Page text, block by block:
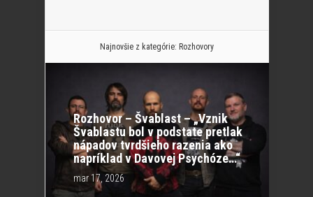
Najnovšie z kategórie: Rozhovory
Rozhovor – Švablast – „Vznik
Švablastu bol v podstate pretlak
nápadov tvrdšieho razenia ako
napríklad v Davovej Psychóze…“
mar 17, 2026